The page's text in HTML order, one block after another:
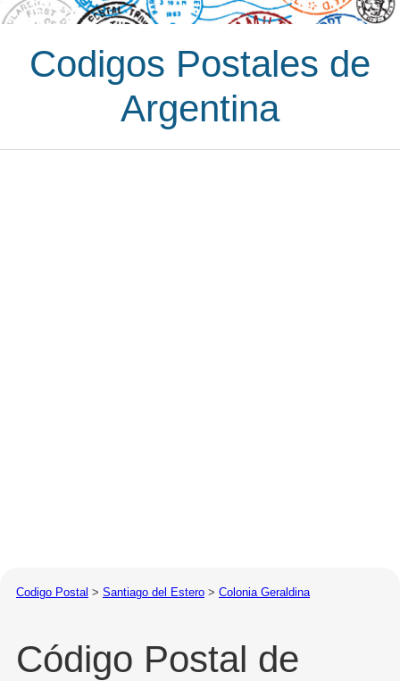
Codigos Postales de
Argentina
Codigo Postal > Santiago del Estero > Colonia Geraldina
Código Postal de